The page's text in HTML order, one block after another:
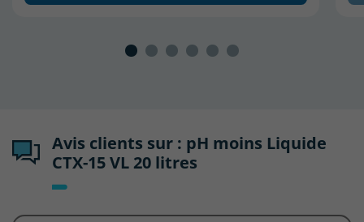
Avis clients sur : pH moins Liquide
CTX-15 VL 20 litres